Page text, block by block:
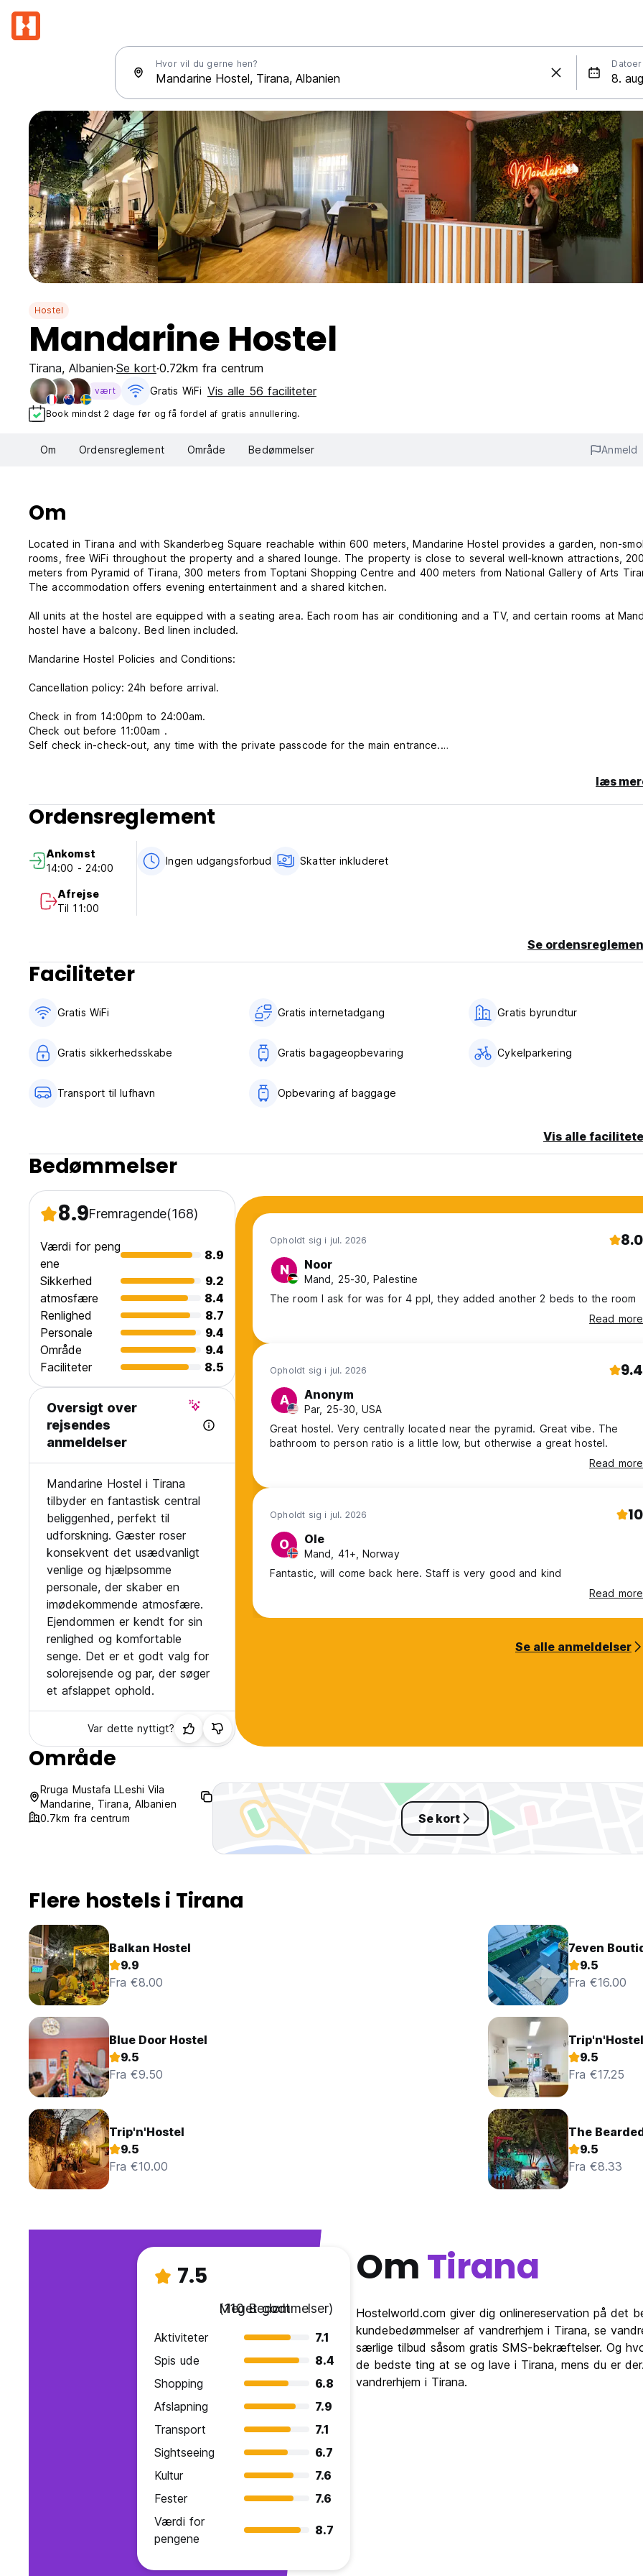
Hvor vil du gerne hen? Datoer
Hostel
Mandarine Hostel
Tirana, Albanien Se kort 0.72km fra centrum
vært Gratis WiFi Vis alle 56 faciliteter
Book mindst 2 dage før og få fordel af gratis annullering.
Om Ordensreglement Område Bedømmelser Anmeld
Om
Located in Tirana and with Skanderbeg Square reachable within 600 meters, Mandarine Hostel provides a garden, non-
rooms, free WiFi throughout the property and a shared lounge. The property is close to several well-known attractions,
meters from Pyramid of Tirana, 300 meters from Toptani Shopping Centre and 400 meters from National Gallery of Arts
The accommodation offers evening entertainment and a shared kitchen.
All units at the hostel are equipped with a seating area. Each room has air conditioning and a TV, and certain rooms at
hostel have a balcony. Bed linen included.
Mandarine Hostel Policies and Conditions:
Cancellation policy: 24h before arrival.
Check in from 14:00pm to 24:00am.
Check out before 11:00am .
Self check in-check-out, any time with the private passcode for the main entrance.
Payment upon arrival by cash/card.
No curfew.
Age restriction for check in must be 18 year old.
No pets allowed.
læs
Ordensreglement
Ankomst
14:00 - 24:00
Afrejse
Til 11:00
Ingen udgangsforbud Skatter inkluderet
Se
Faciliteter
Gratis WiFi Gratis internetadgang Gratis byrundtur
Gratis sikkerhedsskabe Gratis bagageopbevaring Cykelparkering
Transport til lufhavn Opbevaring af baggage
Vis alle
Bedømmelser
8.9Fremragende(168)
Værdi for peng
ene
8.9
Sikkerhed
9.2
atmosfære
8.4
Renlighed
8.7
Personale
9.4
Område
9.4
Faciliteter
8.5
Oversigt over
rejsendes
anmeldelser
Mandarine Hostel i Tirana
tilbyder en fantastisk central
beliggenhed, perfekt til
udforskning. Gæster roser
konsekvent det usædvanligt
venlige og hjælpsomme
personale, der skaber en
imødekommende atmosfære.
Ejendommen er kendt for sin
renlighed og komfortable
senge. Det er et godt valg for
solorejsende og par, der søger
et afslappet ophold.
Var dette nyttigt?
Opholdt sig i jul. 2026 8.0
N Noor
Mand, 25-30, Palestine
The room I ask for was for 4 ppl, they added another 2 beds to the room
Read more
Opholdt sig i jul. 2026 9.4
A Anonym
Par, 25-30, USA
Great hostel. Very centrally located near the pyramid. Great vibe. The
bathroom to person ratio is a little low, but otherwise a great hostel.
Read more
Opholdt sig i jul. 2026 10
O Ole
Mand, 41+, Norway
Fantastic, will come back here. Staff is very good and kind
Read more
Se alle anmeldelser
Område
Rruga Mustafa LLeshi Vila
Mandarine, Tirana, Albanien
0.7km fra centrum
Se kort
Flere hostels i Tirana
Balkan Hostel
9.9
Fra €8.00
7even
9.5
Fra €16.00
Blue Door Hostel
9.5
Fra €9.50
9.5
Fra €17.25
Trip'n'Hostel
9.5
Fra €10.00
The
9.5
Fra €8.33
7.5
Meget godt
(110 Bedømmelser)
Aktiviteter
7.1
Spis ude
8.4
Shopping
6.8
Afslapning
7.9
Transport
7.1
Sightseeing
6.7
Kultur
7.6
Fester
7.6
Værdi for
pengene
8.7
OmTirana
Hostelworld.com giver dig onlinereservation på det
kundebedømmelser af vandrerhjem i Tirana, se
særlige tilbud såsom gratis SMS-bekræftelser. Og
de bedste ting at se og lave i Tirana, mens du er
vandrerhjem i Tirana.